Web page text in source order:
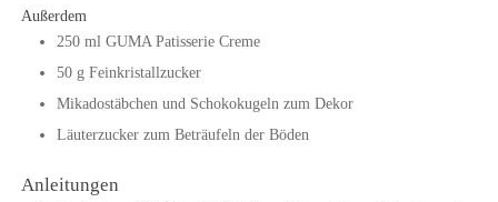
Außerdem
250 ml GUMA Patisserie Creme
50 g Feinkristallzucker
Mikadostäbchen und Schokokugeln zum Dekor
Läuterzucker zum Beträufeln der Böden
Anleitungen